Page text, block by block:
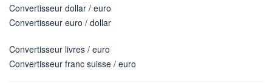
Convertisseur dollar / euro
Convertisseur euro / dollar
Convertisseur livres / euro
Convertisseur franc suisse / euro